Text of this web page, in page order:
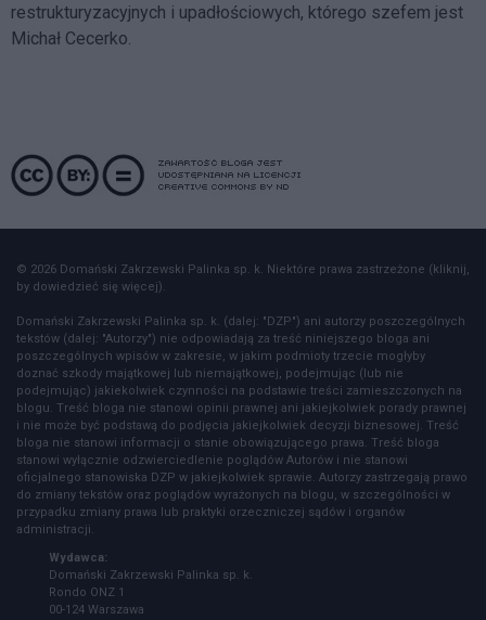
restrukturyzacyjnych i upadłościowych, którego szefem jest
Michał Cecerko.
© 2026 Domański Zakrzewski Palinka sp. k. Niektóre prawa zastrzeżone (kliknij,
by dowiedzieć się więcej).
Domański Zakrzewski Palinka sp. k. (dalej: "DZP") ani autorzy poszczególnych
tekstów (dalej: "Autorzy") nie odpowiadają za treść niniejszego bloga ani
poszczególnych wpisów w zakresie, w jakim podmioty trzecie mogłyby
doznać szkody majątkowej lub niemajątkowej, podejmując (lub nie
podejmując) jakiekolwiek czynności na podstawie treści zamieszczonych na
blogu. Treść bloga nie stanowi opinii prawnej ani jakiejkolwiek porady prawnej
i nie może być podstawą do podjęcia jakiejkolwiek decyzji biznesowej. Treść
bloga nie stanowi informacji o stanie obowiązującego prawa. Treść bloga
stanowi wyłącznie odzwierciedlenie poglądów Autorów i nie stanowi
oficjalnego stanowiska DZP w jakiejkolwiek sprawie. Autorzy zastrzegają prawo
do zmiany tekstów oraz poglądów wyrażonych na blogu, w szczególności w
przypadku zmiany prawa lub praktyki orzeczniczej sądów i organów
administracji.
Wydawca:
Domański Zakrzewski Palinka sp. k.
Rondo ONZ 1
00-124 Warszawa